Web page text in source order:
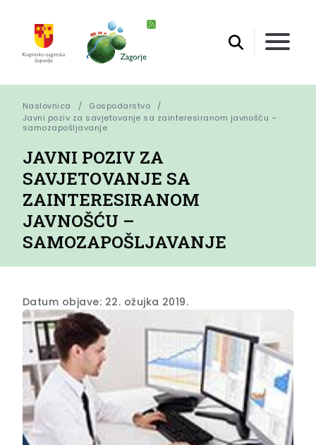
Naslovnica
Gospodarstvo
Javni poziv za savjetovanje sa zainteresiranom javnošću –
samozapošljavanje
JAVNI POZIV ZA
SAVJETOVANJE SA
ZAINTERESIRANOM
JAVNOŠĆU –
SAMOZAPOŠLJAVANJE
Datum objave: 22. ožujka 2019.